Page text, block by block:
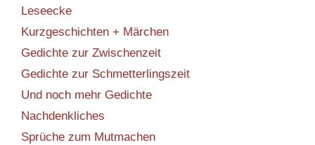
Leseecke
Kurzgeschichten + Märchen
Gedichte zur Zwischenzeit
Gedichte zur Schmetterlingszeit
Und noch mehr Gedichte
Nachdenkliches
Sprüche zum Mutmachen